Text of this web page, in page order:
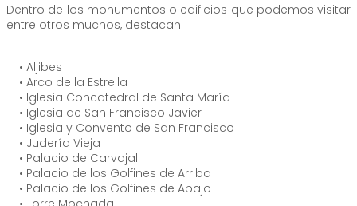
Dentro de los monumentos o edificios que podemos visitar
entre otros muchos, destacan:
• Aljibes
• Arco de la Estrella
• Iglesia Concatedral de Santa María
• Iglesia de San Francisco Javier
• Iglesia y Convento de San Francisco
• Judería Vieja
• Palacio de Carvajal
• Palacio de los Golfines de Arriba
• Palacio de los Golfines de Abajo